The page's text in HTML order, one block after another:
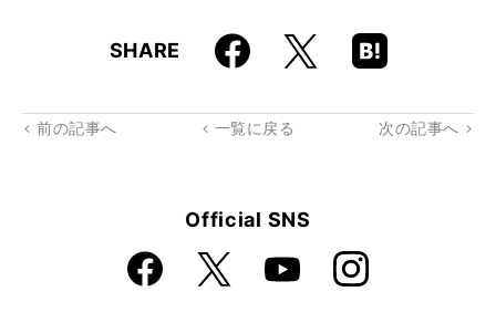
SHARE Faceboo
k
X
Hatena
Boo
rk
前の記事へ 一覧に戻る 次の記事へ
Official SNS
Faceboo
k
X YouTube Instagra
m